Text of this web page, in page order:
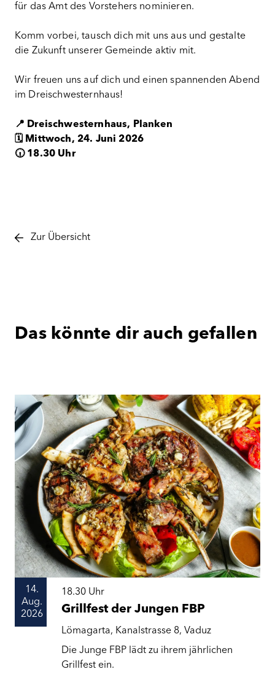
für das Amt des Vorstehers nominieren.
Komm vorbei, tausch dich mit uns aus und gestalte
die Zukunft unserer Gemeinde aktiv mit.
Wir freuen uns auf dich und einen spannenden Abend
im Dreischwesternhaus!
📍 Dreischwesternhaus, Planken
🗓️ Mittwoch, 24. Juni 2026
🕡 18.30 Uhr
Zur Übersicht
Das könnte dir auch gefallen
14.
Aug.
2026
18.30 Uhr
Grillfest der Jungen FBP
Lömagarta, Kanalstrasse 8, Vaduz
Die Junge FBP lädt zu ihrem jährlichen
Grillfest ein.